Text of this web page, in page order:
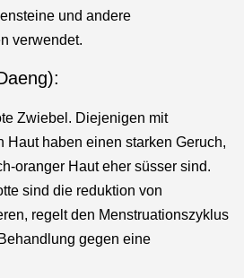
und andere
verwendet.
Zwiebel. Diejenigen mit
Haut haben einen starken Geruch,
oranger Haut eher süsser sind.
sind die reduktion von
regelt den Menstruationszyklus
gegen eine